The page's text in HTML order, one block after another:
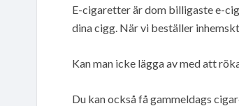
E-cigaretter är dom billigaste e-
dina cigg. När vi beställer
Kan man icke lägga av med att
Du kan också få gammeldags